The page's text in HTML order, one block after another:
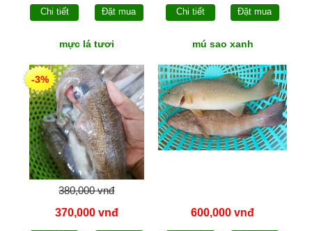
Chi tiết Đặt mua Chi tiết Đặt mua
mực lá tươi
-3%
380,000 vnđ
370,000 vnđ
mú sao xanh
600,000 vnđ